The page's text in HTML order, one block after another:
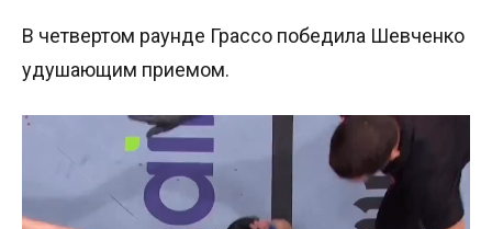
В четвертом раунде Грассо победила Шевченко
удушающим приемом.